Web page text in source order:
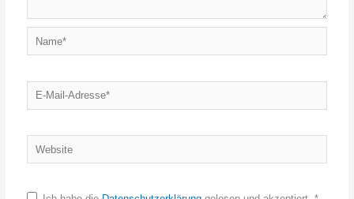
Name*
E-
Mail-
Website